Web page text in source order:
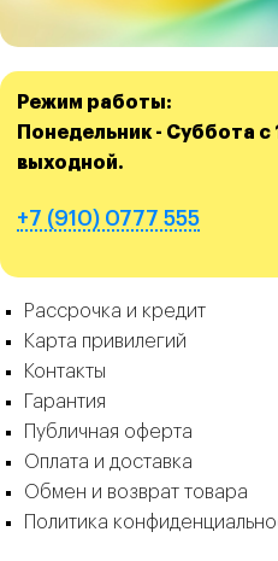
Режим работы:
Понедельник - Суббота с
выходной.
+7 (910) 0777 555
Рассрочка и кредит
Карта привилегий
Контакты
Гарантия
Публичная оферта
Оплата и доставка
Обмен и возврат товара
Политика